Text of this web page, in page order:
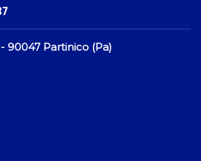
- 90047 Partinico (Pa)